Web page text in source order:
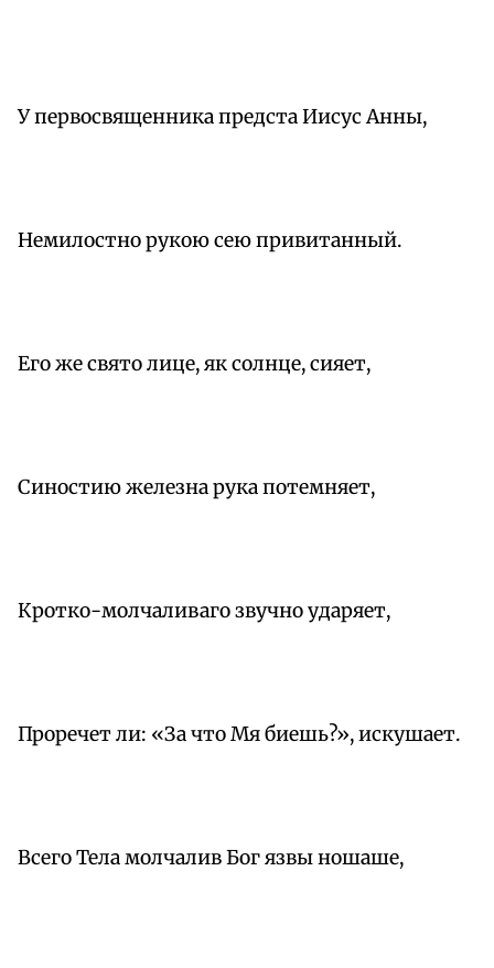
У первосвященника предста Иисус Анны,
Немилостно рукою сею привитанный.
Его же свято лице, як солнце, сияет,
Синостию железна рука потемняет,
Кротко-молчаливаго звучно ударяет,
Проречет ли: «За что Мя биешь?», искушает.
Всего Тела молчалив Бог язвы ношаше,